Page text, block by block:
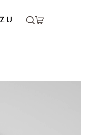
ングスリーブ Tシャツ（リ